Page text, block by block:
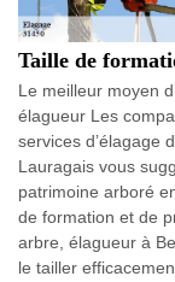
Taille de
Le meilleur moyen
élagueur Les
services d’élagage
Lauragais vous
patrimoine arboré
de formation et de
arbre, élagueur à
le tailler